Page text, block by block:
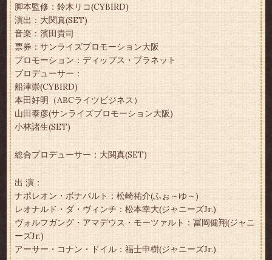
脚本監修：鈴木リコ(CYBIRD)
演出：大関真(SET)
音楽：濱田貴司
票券：サンライズプロモーション大阪
プロモーション：ディップス・プラネット
プロデューサー：
船津崇(CYBIRD)
本田好明（ABCライツビジネス）
山田泰彦(サンライズプロモーション大阪)
小林諸生(SET)
総合プロデューサー：大関真(SET)
出 演：
ナポレオン・ボナパルト：松崎祐介(ふぉ～ゆ～)
レオナルド・ダ・ヴィンチ：松本幸大(ジャニーズJr.)
ヴォルフガング・アマデウス・モーツァルト：冨岡健翔(ジャニ
ーズJr.)
アーサー・コナン・ドイル：福士申樹(ジャニーズJr.)